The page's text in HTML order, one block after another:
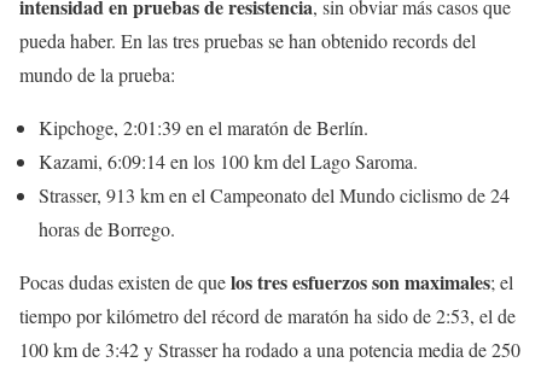
intensidad en pruebas de resistencia, sin obviar más casos que
pueda haber. En las tres pruebas se han obtenido records del
mundo de la prueba:
Kipchoge, 2:01:39 en el maratón de Berlín.
Kazami, 6:09:14 en los 100 km del Lago Saroma.
Strasser, 913 km en el Campeonato del Mundo ciclismo de 24
horas de Borrego.
Pocas dudas existen de quelos tres esfuerzos son maximales; el
tiempo por kilómetro del récord de maratón ha sido de 2:53, el de
100 km de 3:42 y Strasser ha rodado a una potencia media de 250